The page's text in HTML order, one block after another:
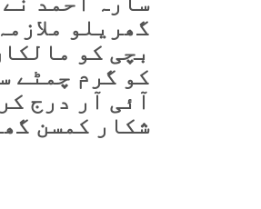
گھریلو
بچی کو
کو گرم چمٹے
آئی آر درج
شکار کمسن